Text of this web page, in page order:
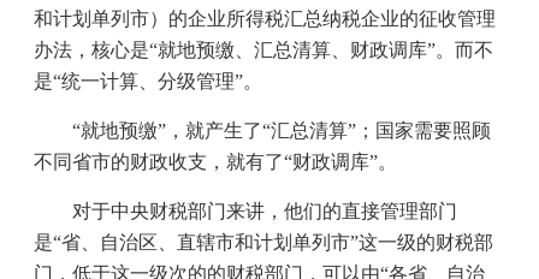
和计划单列市）的企业所得税汇总纳税企业的征收管理
办法，核心是“就地预缴、汇总清算、财政调库”。而不
是“统一计算、分级管理”。
“就地预缴”，就产生了“汇总清算”；国家需要照顾
不同省市的财政收支，就有了“财政调库”。
对于中央财税部门来讲，他们的直接管理部门
是“省、自治区、直辖市和计划单列市”这一级的财税部
门，低于这一级次的的财税部门，可以由“各省、自治